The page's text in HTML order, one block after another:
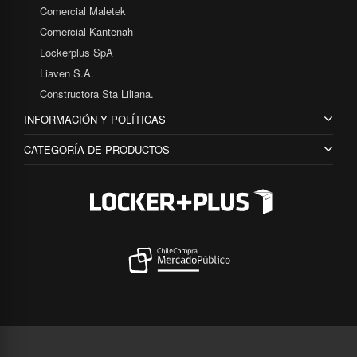
Comercial Maletek
Comercial Kantenah
Lockerplus SpA
Liaven S.A.
Constructora Sta Liliana.
INFORMACIÓN Y POLÍTICAS
CATEGORÍA DE PRODUCTOS